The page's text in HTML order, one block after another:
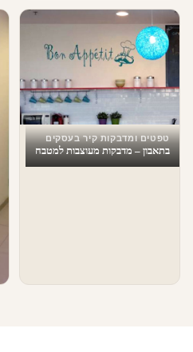
טפטים ומדבקות קיר בעסקים
בתאבון – מדבקות מעוצבות למטבח